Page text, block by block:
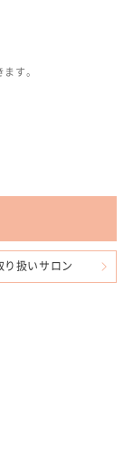
す。
り扱いサロン